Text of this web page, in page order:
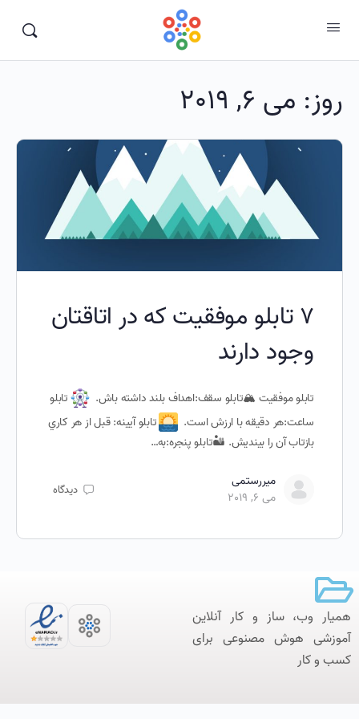
روز: می 6, 2019
7 تابلو موفقيت که در اتاقتان
وجود دارند
تابلو موفقیت 🏔تابلو سقف:اهداف بلند داشته باش.
تابلو
ساعت:هر دقيقه با ارزش است.
تابلو آيينه: قبل از هر كاري
بازتاب آن را بينديش. 🏜تابلو پنجره:به…
میررستمی
می 6, 2019
دیدگاه
همیار وب، ساز و کار آنلاین‌
آموزشی هوش مصنوعی برای
کسب و کار